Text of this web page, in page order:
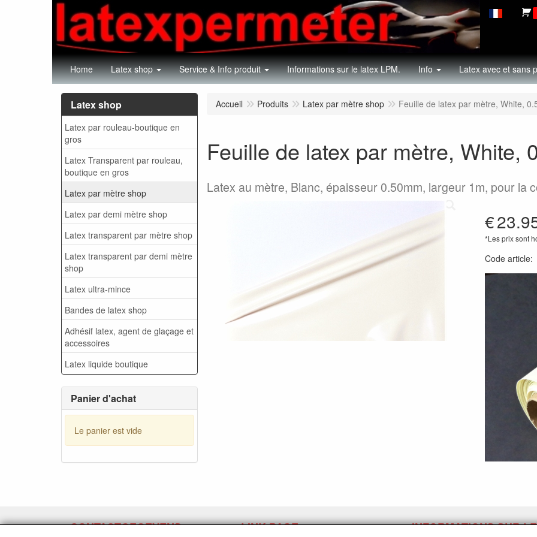
Home Latex shop Service & Info produit Informations sur le latex LPM. Info Latex avec et sans
Latex shop
Latex par rouleau-boutique en
gros
Latex Transparent par rouleau,
boutique en gros
Latex par mètre shop
Latex par demi mètre shop
Latex transparent par mètre shop
Latex transparent par demi mètre
shop
Latex ultra-mince
Bandes de latex shop
Adhésif latex, agent de glaçage et
accessoires
Latex liquide boutique
Panier d'achat
Le panier est vide
Accueil Produits Latex par mètre shop Feuille de latex par mètre, White,
Feuille de latex par mètre, White,
Latex au mètre, Blanc, épaisseur 0.50mm, largeur 1m, pour la
€
*Les prix sont
Code article:
CONTACTGEGEVENS LINK PAGE INFORMATIONS SUR LE